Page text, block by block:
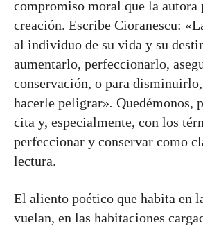
compromiso moral que la autora
creación. Escribe Cioranescu:
al individuo de su vida y su
aumentarlo, perfeccionarlo,
conservación, o para
hacerle peligrar». Quedémonos,
cita y, especialmente, con los
perfeccionar y conservar como
lectura.
El aliento poético que habita en
vuelan, en las habitaciones